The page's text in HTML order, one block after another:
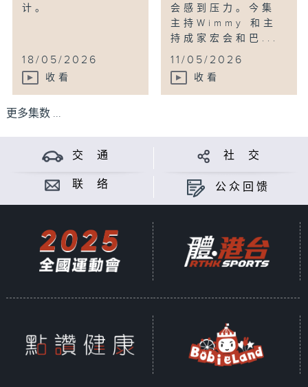
计。
18/05/2026
收看
会感到压力。今集
主持Wimmy 和主
持成家宏会和巴...
11/05/2026
收看
更多集数 ...
交 通 社 交
联 络 公众回馈